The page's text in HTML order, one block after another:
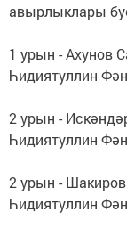
авырлыклары
1 урын - Ахунов
Һидиятуллин
2 урын -
Һидиятуллин
2 урын -
Һидиятуллин